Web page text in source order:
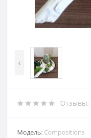
‹
Отзывы:
Модель: Compositions